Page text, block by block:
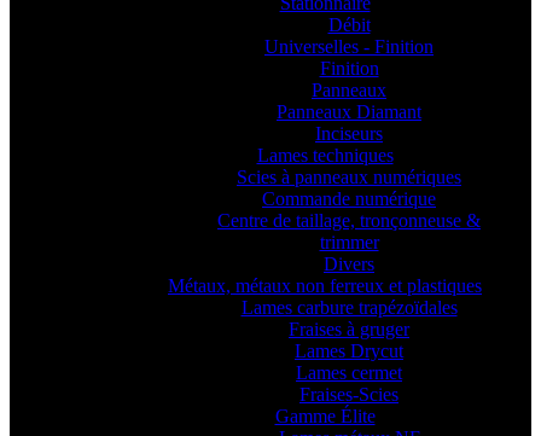
Débit
Universelles - Finition
Finition
Panneaux
Panneaux Diamant
Inciseurs
Lames techniques
Scies à panneaux numériques
Commande numérique
Centre de taillage, tronçonneuse &
trimmer
Divers
Métaux, métaux non ferreux et plastiques
Lames carbure trapézoïdales
Fraises à gruger
Lames Drycut
Lames cermet
Fraises-Scies
Gamme Élite